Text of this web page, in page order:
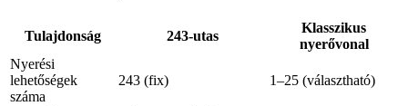
Tulajdonság 243-utas
Klasszikus
nyerővonal
Nyerési
lehetőségek
száma
243 (fix) 1–25 (választható)